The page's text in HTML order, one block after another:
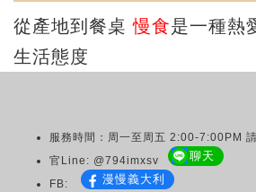
從產地到餐桌慢食是一種熱
生活態度
服務時間：周一至周五 2:00-7:00PM
官Line: @794imxsv
聊天
FB: 漫慢義大利